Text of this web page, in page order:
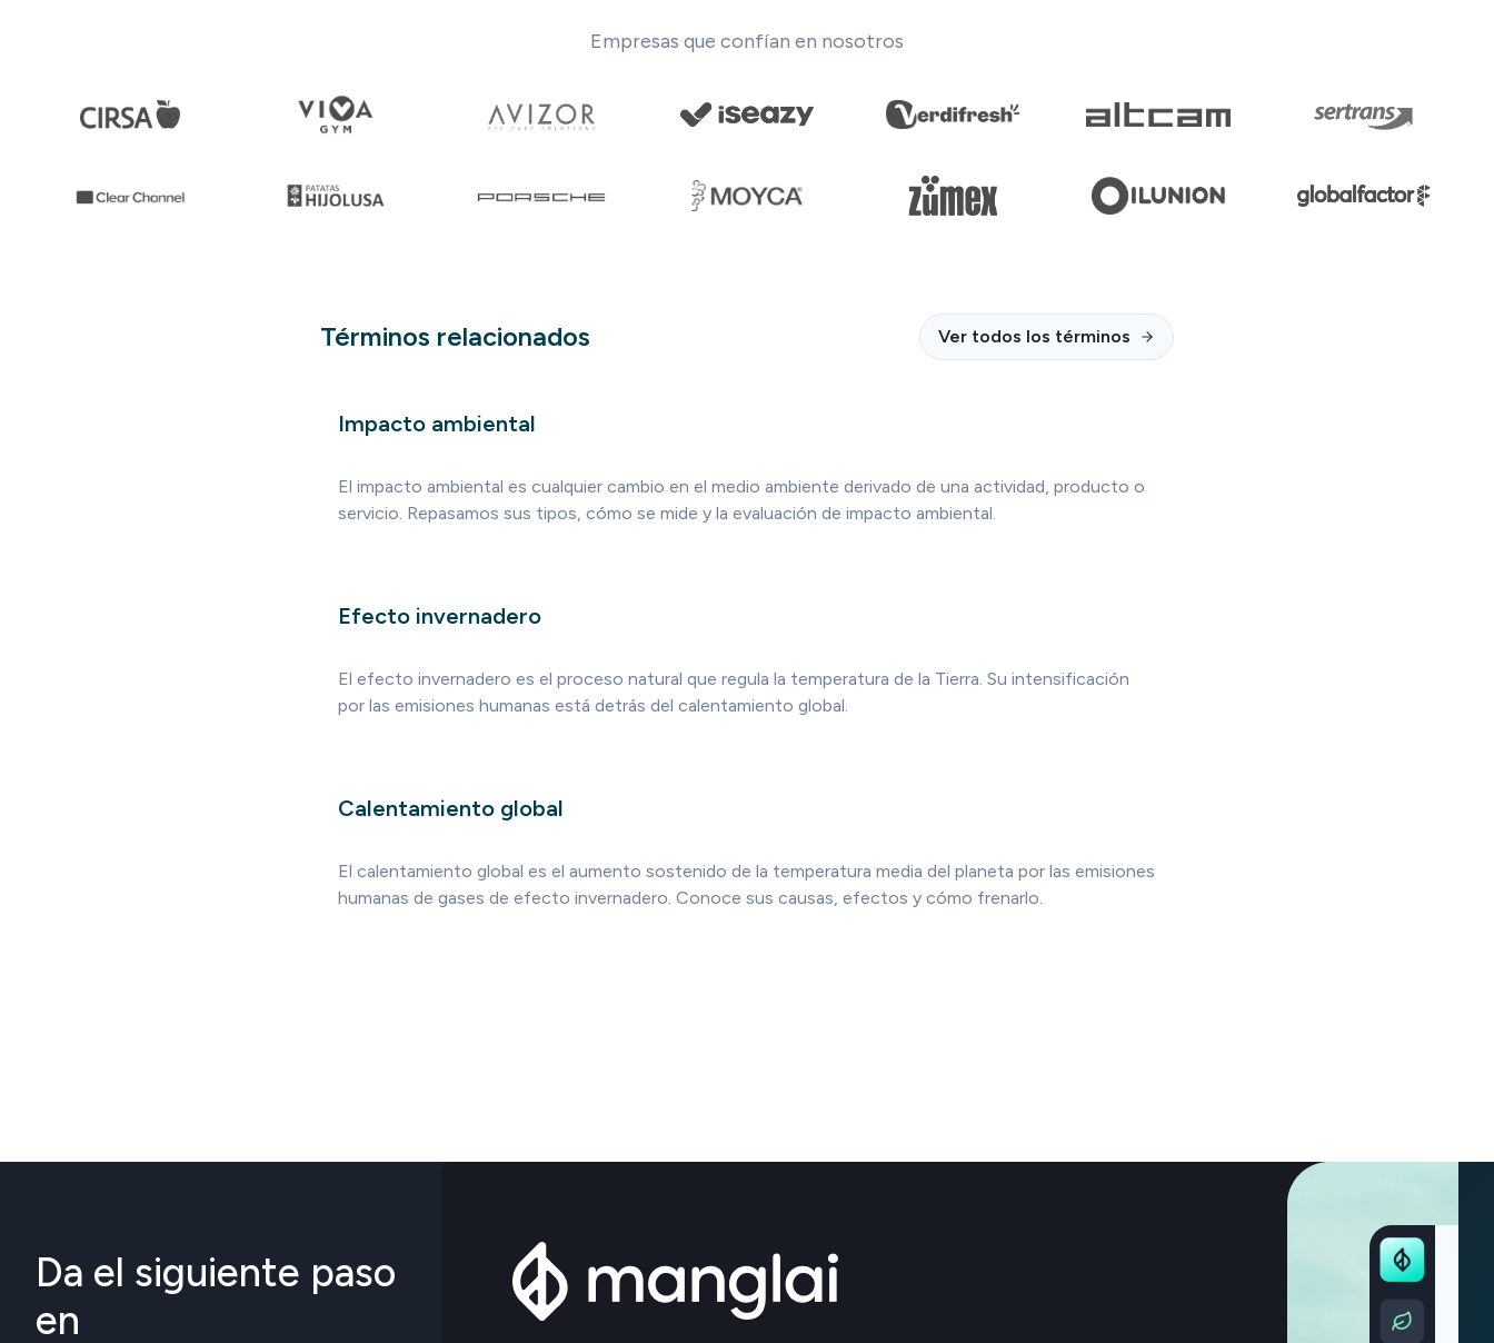
Empresas que confían en nosotros
Términos relacionados Ver todos los términos
Impacto ambiental
El impacto ambiental es cualquier cambio en el medio ambiente derivado de una actividad, producto o
servicio. Repasamos sus tipos, cómo se mide y la evaluación de impacto ambiental.
Efecto invernadero
El efecto invernadero es el proceso natural que regula la temperatura de la Tierra. Su intensificación
por las emisiones humanas está detrás del calentamiento global.
Calentamiento global
El calentamiento global es el aumento sostenido de la temperatura media del planeta por las emisiones
humanas de gases de efecto invernadero. Conoce sus causas, efectos y cómo frenarlo.
Da el siguiente paso
en